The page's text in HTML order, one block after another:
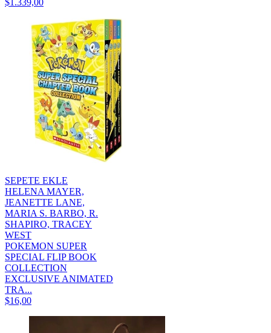
SEPETE EKLE
HELENA MAYER,
JEANETTE LANE,
MARIA S. BARBO, R.
SHAPIRO, TRACEY
WEST
POKEMON SUPER
SPECIAL FLIP BOOK
COLLECTION
EXCLUSIVE ANIMATED
TRA...
$16,00